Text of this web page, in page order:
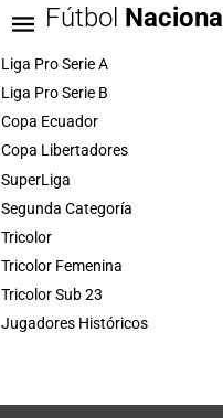
Fútbol Nacional
Liga Pro Serie A
Liga Pro Serie B
Copa Ecuador
Copa Libertadores
SuperLiga
Segunda Categoría
Tricolor
Tricolor Femenina
Tricolor Sub 23
Jugadores Históricos